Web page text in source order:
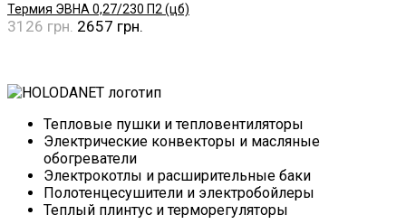
Термия ЭВНА 0,27/230 П2 (цб)
3126 грн. 2657 грн.
Тепловые пушки и тепловентиляторы
Электрические конвекторы и масляные
обогреватели
Электрокотлы и расширительные баки
Полотенцесушители и электробойлеры
Теплый плинтус и терморегуляторы